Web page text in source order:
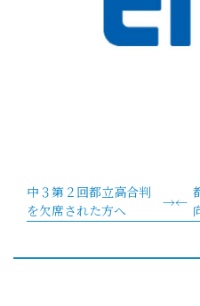
中３第２回都立高合判
を欠席された方へ